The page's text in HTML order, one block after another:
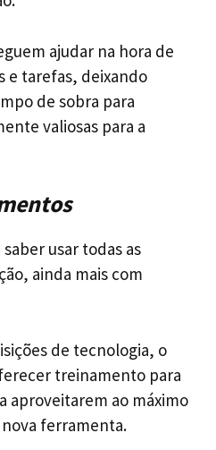
ajudar na hora de
e tarefas, deixando
de sobra para
valiosas para a
usar todas as
ainda mais com
de tecnologia, o
treinamento para
aproveitarem ao máximo
ferramenta.